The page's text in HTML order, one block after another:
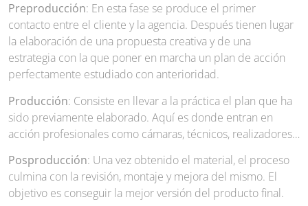
Preproducción: En esta fase se produce el primer
contacto entre el cliente y la agencia. Después tienen lugar
la elaboración de una propuesta creativa y de una
estrategia con la que poner en marcha un plan de acción
perfectamente estudiado con anterioridad.
Producción: Consiste en llevar a la práctica el plan que ha
sido previamente elaborado. Aquí es donde entran en
acción profesionales como cámaras, técnicos, realizadores…
Posproducción: Una vez obtenido el material, el proceso
culmina con la revisión, montaje y mejora del mismo. El
objetivo es conseguir la mejor versión del producto final.